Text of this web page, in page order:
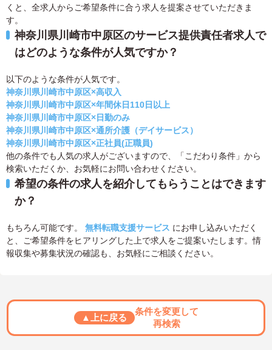
くと、全求人からご希望条件に合う求人を提案させていただきま
す。
神奈川県川崎市中原区のサービス提供責任者求人で
はどのような条件が人気ですか？
以下のような条件が人気です。
神奈川県川崎市中原区×高収入
神奈川県川崎市中原区×年間休日110日以上
神奈川県川崎市中原区×日勤のみ
神奈川県川崎市中原区×通所介護（デイサービス）
神奈川県川崎市中原区×正社員(正職員)
他の条件でも人気の求人がございますので、「こだわり条件」から
検索いただくか、お気軽にお問い合わせください。
希望の条件の求人を紹介してもらうことはできます
か？
もちろん可能です。 無料転職支援サービス にお申し込みいただく
と、ご希望条件をヒアリングした上で求人をご提案いたします。情
報収集や募集状況の確認も、お気軽にご相談ください。
▲上に戻る
条件を変更して
再検索